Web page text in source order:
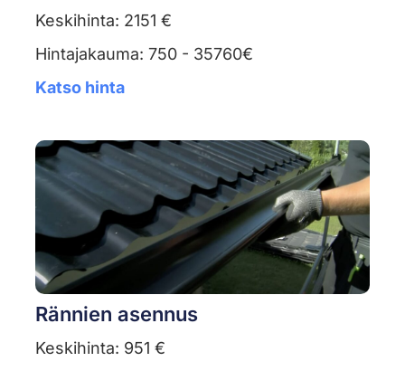
Keskihinta: 2151 €
Hintajakauma: 750 - 35760€
Katso hinta
Rännien asennus
Keskihinta: 951 €